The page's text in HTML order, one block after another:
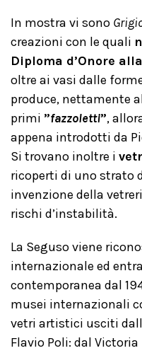
In mostra vi sono
creazioni con le quali
Diploma d’Onore
oltre ai vasi dalle
produce, nettamente
primi ”fazzoletti”,
appena introdotti da
Si trovano inoltre i
ricoperti di uno strato
invenzione della
rischi d’instabilità.
La Seguso viene
internazionale ed
contemporanea dal
musei internazionali
vetri artistici usciti
Flavio Poli: dal